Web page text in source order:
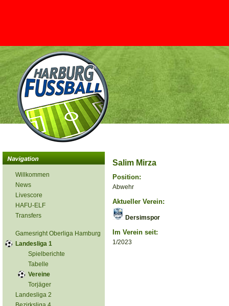
Willkommen
News
Livescore
HAFU-ELF
Transfers
Gamesright Oberliga Hamburg
Landesliga 1
Spielberichte
Tabelle
Vereine
Torjäger
Landesliga 2
Salim Mirza
Position:
Abwehr
Aktueller Verein:
Dersimspor
Im Verein seit:
1/2023